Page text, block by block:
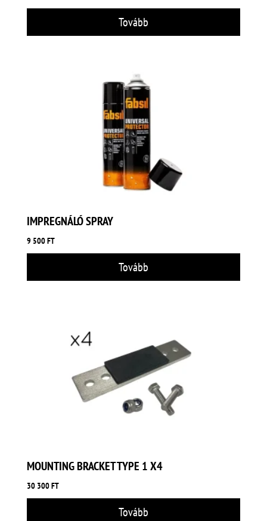
Tovább
IMPREGNÁLÓ SPRAY
9 500FT
Tovább
MOUNTING BRACKET TYPE 1 X4
30 300FT
Tovább